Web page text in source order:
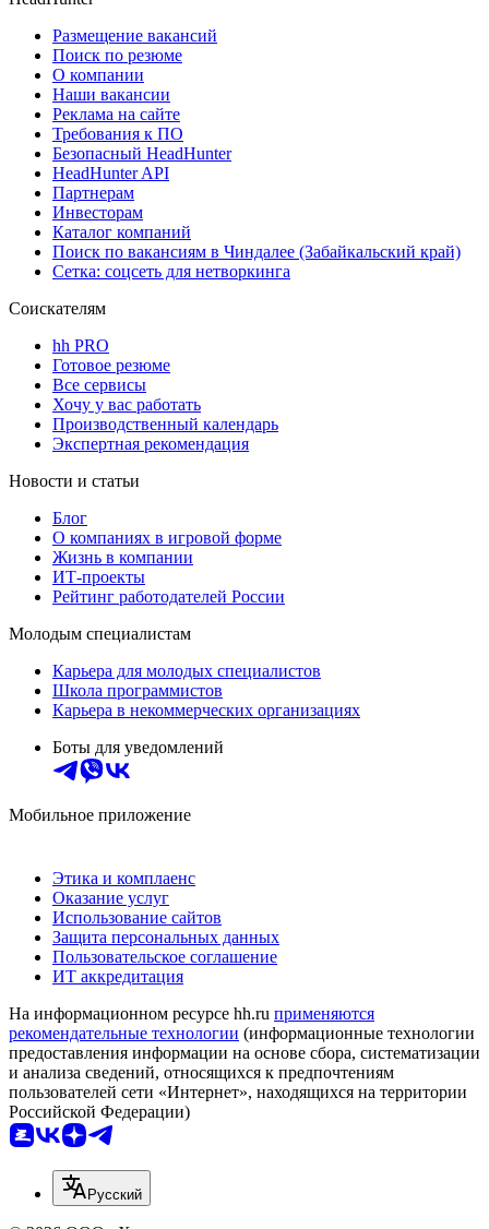
Размещение вакансий
Поиск по резюме
О компании
Наши вакансии
Реклама на сайте
Требования к ПО
Безопасный HeadHunter
HeadHunter API
Партнерам
Инвесторам
Каталог компаний
Поиск по вакансиям в Чиндалее (Забайкальский край)
Сетка: соцсеть для нетворкинга
Соискателям
hh PRO
Готовое резюме
Все сервисы
Хочу у вас работать
Производственный календарь
Экспертная рекомендация
Новости и статьи
Блог
О компаниях в игровой форме
Жизнь в компании
ИТ-проекты
Рейтинг работодателей России
Молодым специалистам
Карьера для молодых специалистов
Школа программистов
Карьера в некоммерческих организациях
Боты для уведомлений
Мобильное приложение
Этика и комплаенс
Оказание услуг
Использование сайтов
Защита персональных данных
Пользовательское соглашение
ИТ аккредитация
На информационном ресурсе hh.ru применяются
рекомендательные технологии (информационные технологии
предоставления информации на основе сбора, систематизации
и анализа сведений, относящихся к предпочтениям
пользователей сети «Интернет», находящихся на территории
Российской Федерации)
Русский